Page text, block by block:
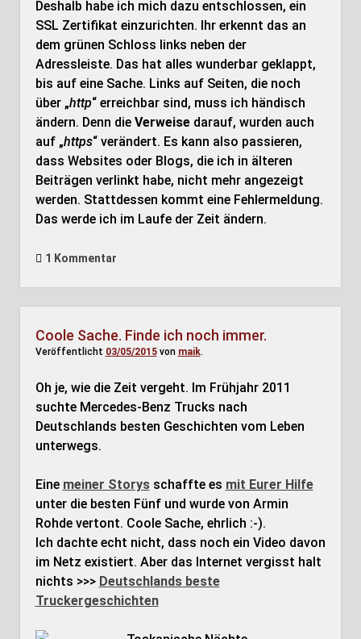
Deshalb habe ich mich dazu entschlossen, ein
SSL Zertifikat einzurichten. Ihr erkennt das an
dem grünen Schloss links neben der
Adressleiste. Das hat alles wunderbar geklappt,
bis auf eine Sache. Links auf Seiten, die noch
über „http“ erreichbar sind, muss ich händisch
ändern. Denn die Verweisedarauf, wurden auch
auf „https“ verändert. Es kann also passieren,
dass Websites oder Blogs, die ich in älteren
Beiträgen verlinkt habe, nicht mehr angezeigt
werden. Stattdessen kommt eine Fehlermeldung.
Das werde ich im Laufe der Zeit ändern.
1 Kommentar
Coole Sache. Finde ich noch immer.
Veröffentlicht 03/05/2015von maik.
Oh je, wie die Zeit vergeht. Im Frühjahr 2011
suchte Mercedes-Benz Trucks nach
Deutschlands besten Geschichten vom Leben
unterwegs.
Eine meiner Storysschaffte es mit Eurer Hilfe
unter die besten Fünf und wurde von Armin
Rohde vertont. Coole Sache, ehrlich :-).
Ich dachte echt nicht, dass noch ein Video davon
im Netz existiert. Aber das Internet vergisst halt
nichts >>> Deutschlands beste
Truckergeschichten